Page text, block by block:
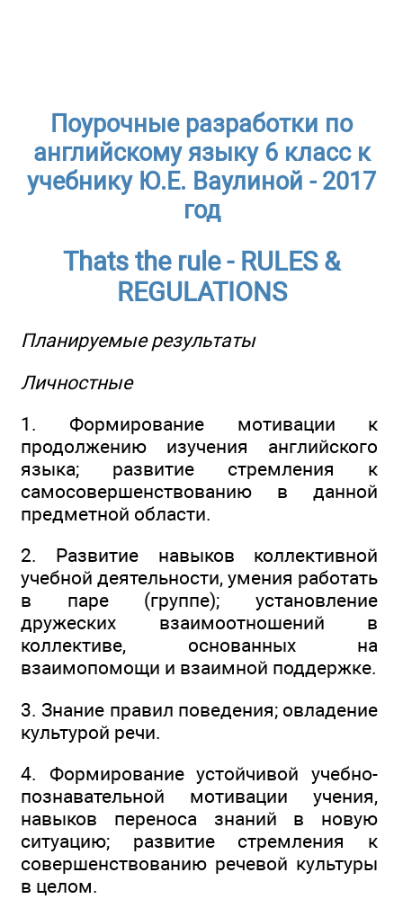
Поурочные разработки по
английскому языку 6 класс к
учебнику Ю.Е. Ваулиной - 2017
год
Thats the rule - RULES &
REGULATIONS
Планируемые результаты
Личностные
1. Формирование мотивации к
продолжению изучения английского
языка; развитие стремления к
самосовершенствованию в данной
предметной области.
2. Развитие навыков коллективной
учебной деятельности, умения работать
в паре (группе); установление
дружеских взаимоотношений в
коллективе, основанных на
взаимопомощи и взаимной поддержке.
3. Знание правил поведения; овладение
культурой речи.
4. Формирование устойчивой учебно-
познавательной мотивации учения,
навыков переноса знаний в новую
ситуацию; развитие стремления к
совершенствованию речевой культуры
в целом.